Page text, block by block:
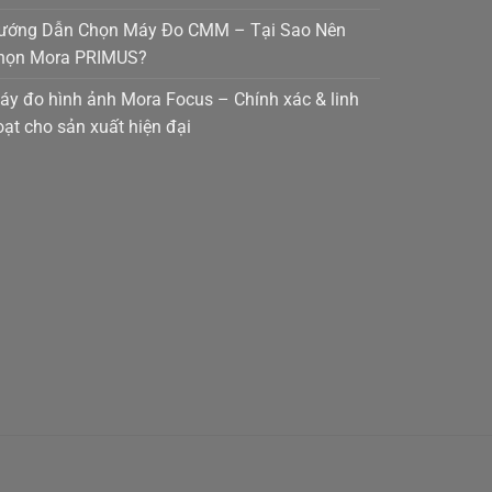
Dẫn Chọn Máy Đo CMM – Tại Sao Nên
Mora PRIMUS?
đo hình ảnh Mora Focus – Chính xác & linh
cho sản xuất hiện đại